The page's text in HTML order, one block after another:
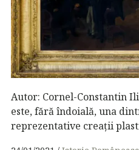
Autor: Cornel-Constantin
este, fără îndoială, una
reprezentative creații